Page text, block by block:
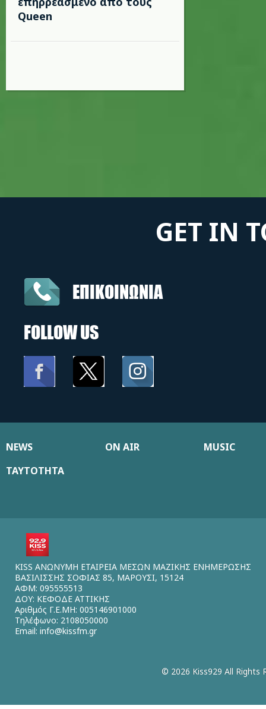
Queen
GET IN
ΕΠΙΚΟΙΝΩΝΙΑ
FOLLOW US
NEWS ON AIR
MUSIC
ΤΑΥΤΟΤΗΤΑ
KISS ΑΝΩΝΥΜΗ ΕΤΑΙΡΕΙΑ ΜΕΣΩΝ ΜΑΖΙΚΗΣ ΕΝΗΜΕΡΩΣΗΣ
ΒΑΣΙΛΙΣΣΗΣ ΣΟΦΙΑΣ 85, ΜΑΡΟΥΣΙ, 15124
ΑΦΜ: 095555513
ΔΟΥ: ΚΕΦΟΔΕ ΑΤΤΙΚΗΣ
Αριθμός Γ.Ε.ΜΗ: 005146901000
Τηλέφωνο: 2108050000
Email: info@kissfm.gr
© 2026 Kiss929 All Rights